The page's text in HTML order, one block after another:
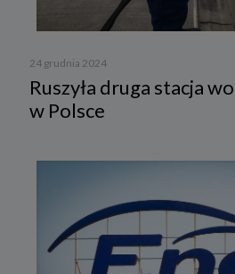
24 grudnia 2024
Ruszyła druga stacja
w Polsce